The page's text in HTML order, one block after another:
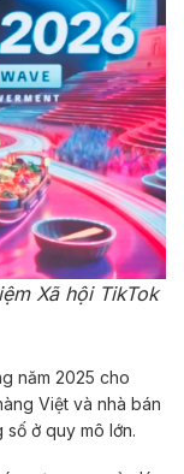
Xã hội TikTok
năm 2025 cho
Việt và nhà bán
ở quy mô lớn.